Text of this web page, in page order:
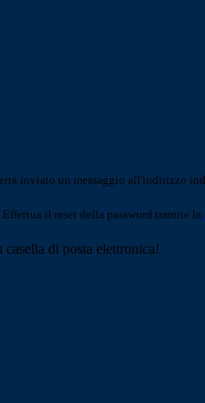
inviato un messaggio all'indirizzo
il reset della password tramite la
di posta elettronica!